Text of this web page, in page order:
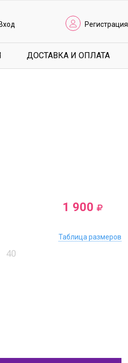
Вход Регистрация
ДОСТАВКА И ОПЛАТА
1 900
Таблица размеров
40